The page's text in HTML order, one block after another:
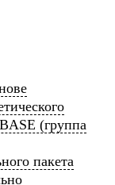
(группа
пакета